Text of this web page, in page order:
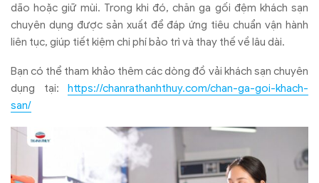
dão hoặc giữ mùi. Trong khi đó, chăn ga gối đệm khách sạn
chuyên dụng được sản xuất để đáp ứng tiêu chuẩn vận hành
liên tục, giúp tiết kiệm chi phí bảo trì và thay thế về lâu dài.
Bạn có thể tham khảo thêm các dòng đồ vải khách sạn chuyên
dụng tại: https://chanrathanhthuy.com/chan-ga-goi-khach-
san/